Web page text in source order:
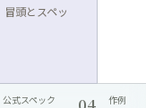
頭とスペッ
公式スペック 作例